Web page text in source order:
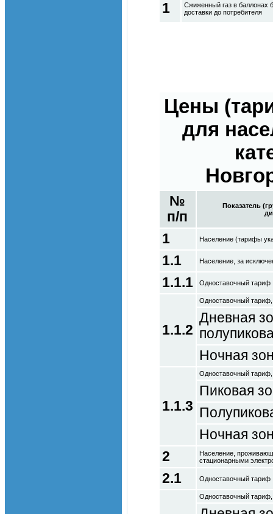
1
Сжиженный газ в баллонах
доставки до потребителя
Цены
для
№
п/п
Показатель
1 Население (тарифы
1.1 Население, за
1.1.1 Одноставочный тариф
1.1.2
Одноставочный
Дневная
Ночная
1.1.3
Одноставочный
Пиковая
Ночная
2
Население,
стационарными
2.1 Одноставочный тариф
Одноставочный